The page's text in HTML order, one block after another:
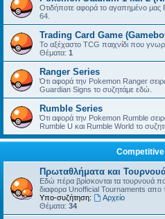
Οτιδήποτε αφορά το αγαπημένο μας
64.
Trading Card Game
Το αξέχαστο TCG παιχνίδι που
Θέματα: 1
Ranger Series
Ότι αφορά την Pokemon Ranger
Guardian Signs το συζητάμε εδώ.
Rumble Series
Ότι αφορά την Pokemon Rumble
Rumble U και Rumble World το
Πρωταθλήματα και
Εδώ πέρα βρίσκονται τα τουρνουά
διαφορα Unofficial Tournaments απο
Υπο-συζήτηση:
Αρχείο
Θέματα: 34